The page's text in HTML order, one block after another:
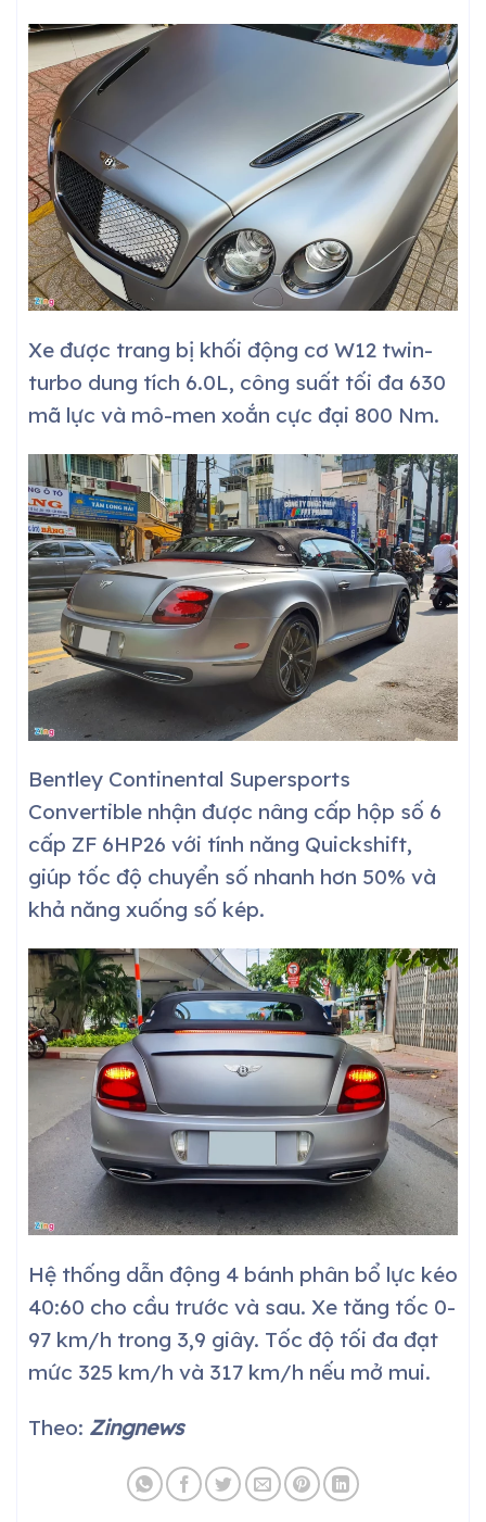
Xe được trang bị khối động cơ W12 twin-
turbo dung tích 6.0L, công suất tối đa 630
mã lực và mô-men xoắn cực đại 800 Nm.
Bentley Continental Supersports
Convertible nhận được nâng cấp hộp số 6
cấp ZF 6HP26 với tính năng Quickshift,
giúp tốc độ chuyển số nhanh hơn 50% và
khả năng xuống số kép.
Hệ thống dẫn động 4 bánh phân bổ lực kéo
40:60 cho cầu trước và sau. Xe tăng tốc 0-
97 km/h trong 3,9 giây. Tốc độ tối đa đạt
mức 325 km/h và 317 km/h nếu mở mui.
Theo: Zingnews